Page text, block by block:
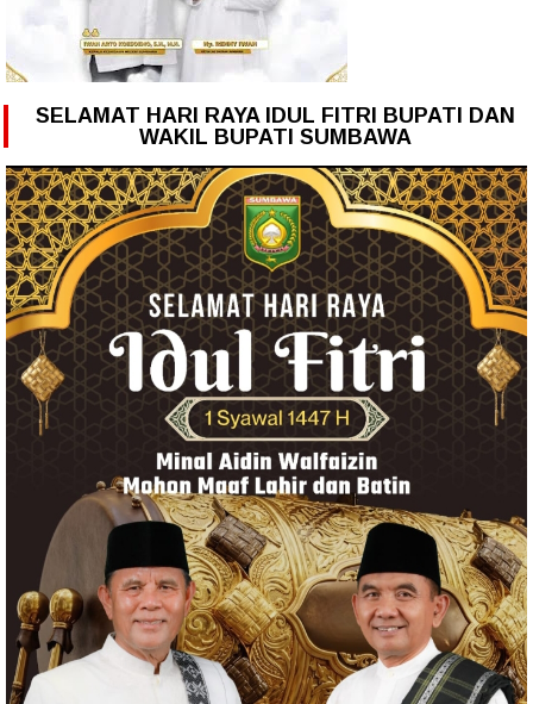
SELAMAT HARI RAYA IDUL FITRI BUPATI DAN
WAKIL BUPATI SUMBAWA